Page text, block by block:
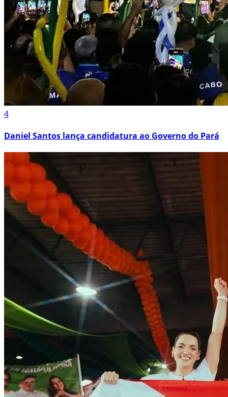
4
Daniel Santos lança candidatura ao Governo do Pará